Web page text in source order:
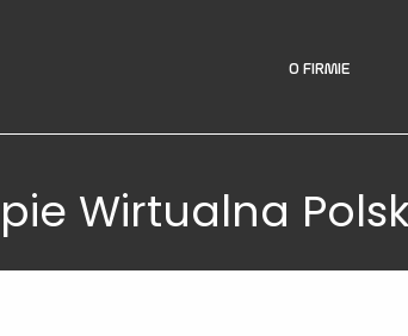
O FIRMIE
Wirtualna